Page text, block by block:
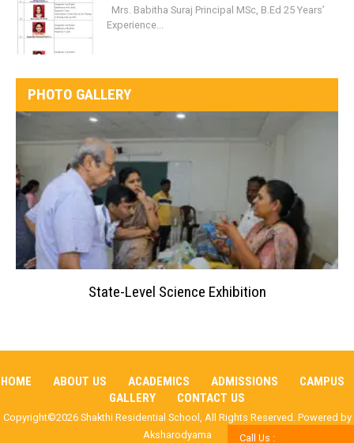
Call Us :
Mrs. Babitha Suraj Principal MSc, B.Ed 25 Years’
Experience...
PHOTO GALLERY
State-Level Science Exhibition
HOME ABOUT US ACADEMICS ADMISSIONS
CAMPUS
GALLERY
CONTACT US
Copyright©2026 Shakthi Residential School, All Rights Reserved. Powered by
Aksharodyama